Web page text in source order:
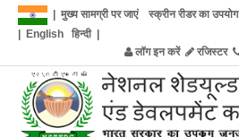
मुख्य सामग्री पर जाएं स्क्रीन रीडर का उपयोग
English हिन्दी|
लॉग इन करें
रजिस्टर